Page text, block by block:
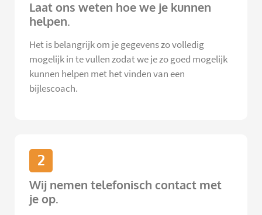
Laat ons weten hoe we je kunnen
helpen.
Het is belangrijk om je gegevens zo volledig
mogelijk in te vullen zodat we je zo goed mogelijk
kunnen helpen met het vinden van een
bijlescoach.
2
Wij nemen telefonisch contact met
je op.